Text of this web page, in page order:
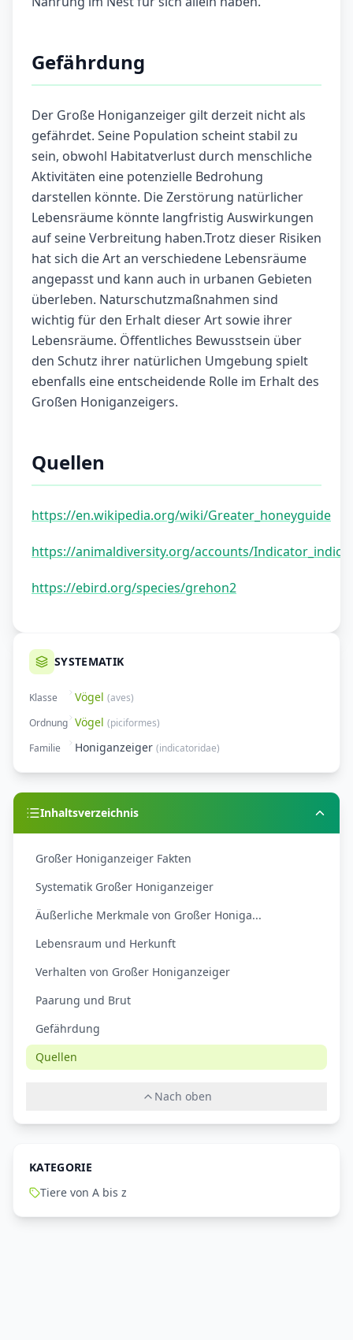
Gefährdung
Der Große Honiganzeiger gilt derzeit nicht als
gefährdet. Seine Population scheint stabil zu
sein, obwohl Habitatverlust durch menschliche
Aktivitäten eine potenzielle Bedrohung
darstellen könnte. Die Zerstörung natürlicher
Lebensräume könnte langfristig Auswirkungen
auf seine Verbreitung haben.Trotz dieser Risiken
hat sich die Art an verschiedene Lebensräume
angepasst und kann auch in urbanen Gebieten
überleben. Naturschutzmaßnahmen sind
wichtig für den Erhalt dieser Art sowie ihrer
Lebensräume. Öffentliches Bewusstsein über
den Schutz ihrer natürlichen Umgebung spielt
ebenfalls eine entscheidende Rolle im Erhalt des
Großen Honiganzeigers.
Quellen
https://en.wikipedia.org/wiki/Greater_honeyguide
https://animaldiversity.org/accounts/
https://ebird.org/species/grehon2
SYSTEMATIK
Klasse Vögel (aves)
Ordnung Vögel (piciformes)
Familie
Honiganzeiger (indicatoridae)
Inhaltsverzeichnis
Großer Honiganzeiger Fakten
Systematik Großer Honiganzeiger
Äußerliche Merkmale von Großer Honiga...
Lebensraum und Herkunft
Verhalten von Großer Honiganzeiger
Paarung und Brut
Gefährdung
Quellen
Nach oben
KATEGORIE
Tiere von A bis z